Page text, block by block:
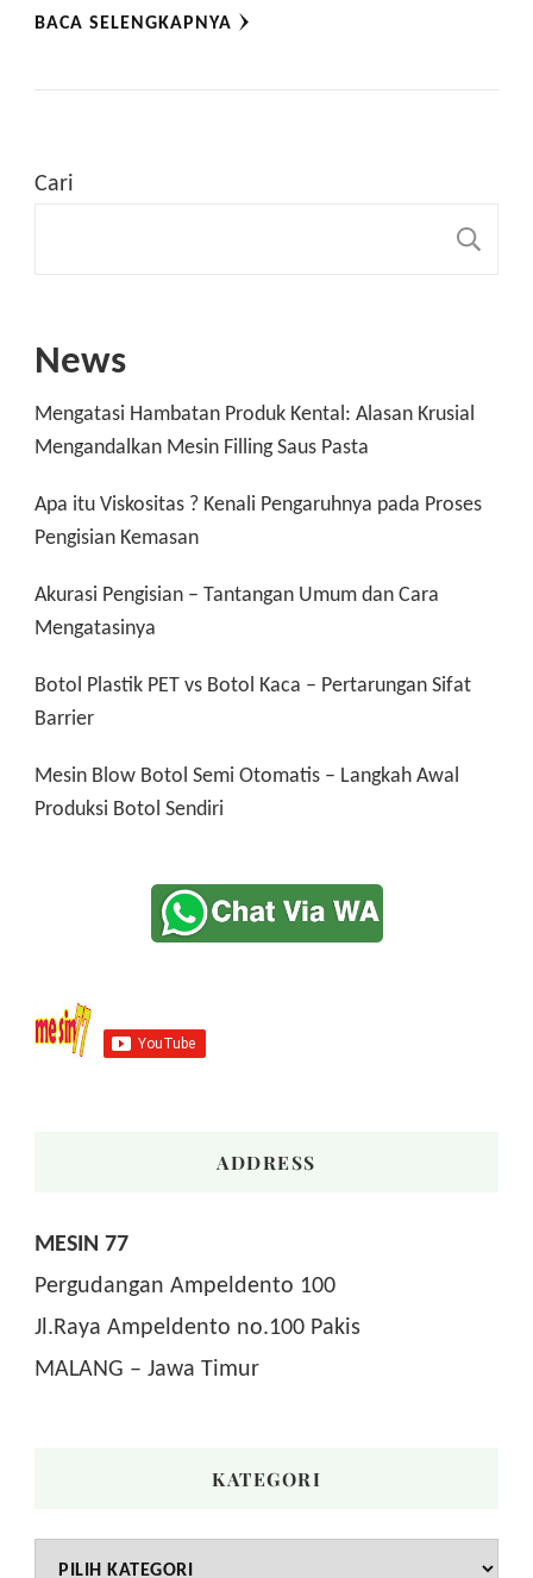
BACA SELENGKAPNYA
Cari
News
Mengatasi Hambatan Produk Kental: Alasan Krusial
Mengandalkan Mesin Filling Saus Pasta
Apa itu Viskositas ? Kenali Pengaruhnya pada Proses
Pengisian Kemasan
Akurasi Pengisian – Tantangan Umum dan Cara
Mengatasinya
Botol Plastik PET vs Botol Kaca – Pertarungan Sifat
Barrier
Mesin Blow Botol Semi Otomatis – Langkah Awal
Produksi Botol Sendiri
ADDRESS
MESIN 77
Pergudangan Ampeldento 100
Jl.Raya Ampeldento no.100 Pakis
MALANG – Jawa Timur
KATEGORI
Kategori